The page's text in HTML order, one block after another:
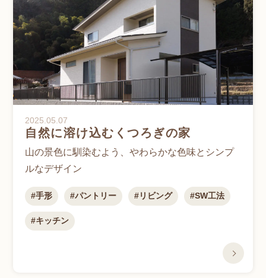
2025.05.07
自然に溶け込むくつろぎの家
山の景色に馴染むよう、やわらかな色味とシンプ
ルなデザイン
手形 パントリー リビング SW工法
キッチン